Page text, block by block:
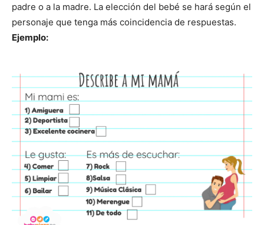
padre o a la madre. La elección del bebé se hará según el
personaje que tenga más coincidencia de respuestas.
Ejemplo: